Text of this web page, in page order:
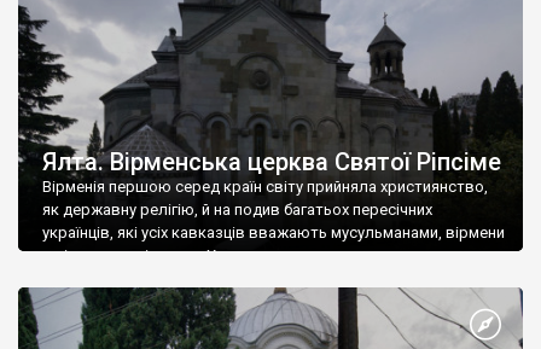
Ялта. Вірменська церква Святої Ріпсіме
Вірменія першою серед країн світу прийняла християнство,
як державну релігію, й на подив багатьох пересічних
українців, які усіх кавказців вважають мусульманами, вірмени
є відданими вірянами Христа